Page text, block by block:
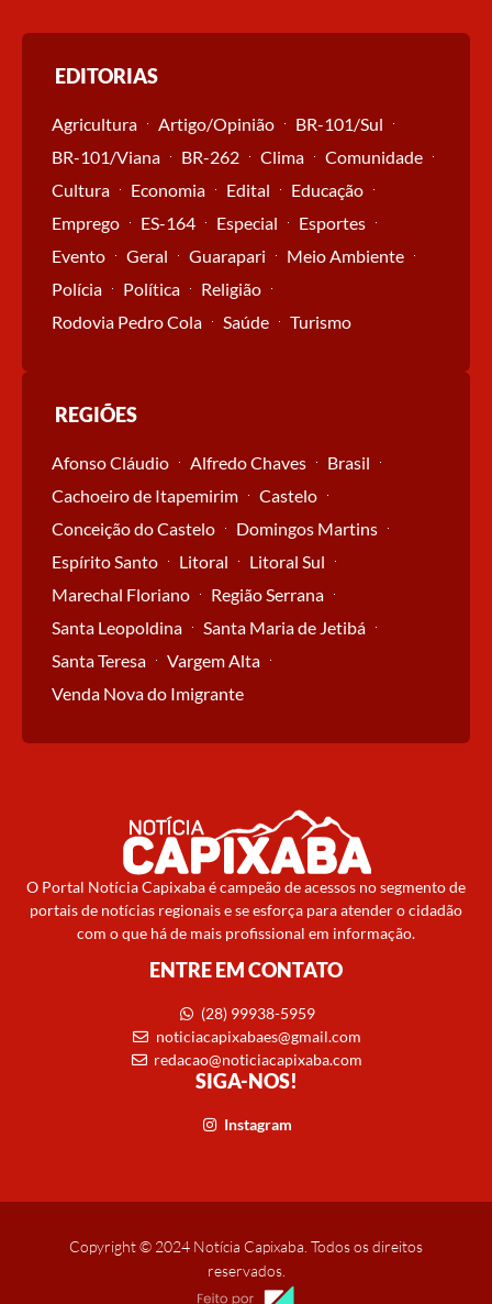
EDITORIAS
Agricultura Artigo/Opinião
BR-101/Sul
BR-101/Viana
BR-262 Clima
Comunidade
Cultura
Economia Edital
Educação
Emprego
ES-164 Especial
Esportes
Evento
Geral Guarapari
Meio Ambiente
Polícia
Política
Religião
Rodovia Pedro Cola
Saúde Turismo
REGIÕES
Afonso Cláudio Alfredo Chaves
Brasil
Cachoeiro de Itapemirim
Castelo
Conceição do Castelo
Domingos Martins
Espírito Santo
Litoral
Litoral Sul
Marechal Floriano
Região Serrana
Santa Leopoldina
Santa Maria de Jetibá
Santa Teresa
Vargem Alta
Venda Nova do Imigrante
O Portal Notícia Capixaba é campeão de acessos no segmento de
portais de notícias regionais e se esforça para atender o cidadão
com o que há de mais profissional em informação.
ENTRE EM CONTATO
(28) 99938-5959
noticiacapixabaes@gmail.com
redacao@noticiacapixaba.com
SIGA-NOS!
Instagram
Copyright © 2024 Notícia Capixaba. Todos os direitos
reservados.